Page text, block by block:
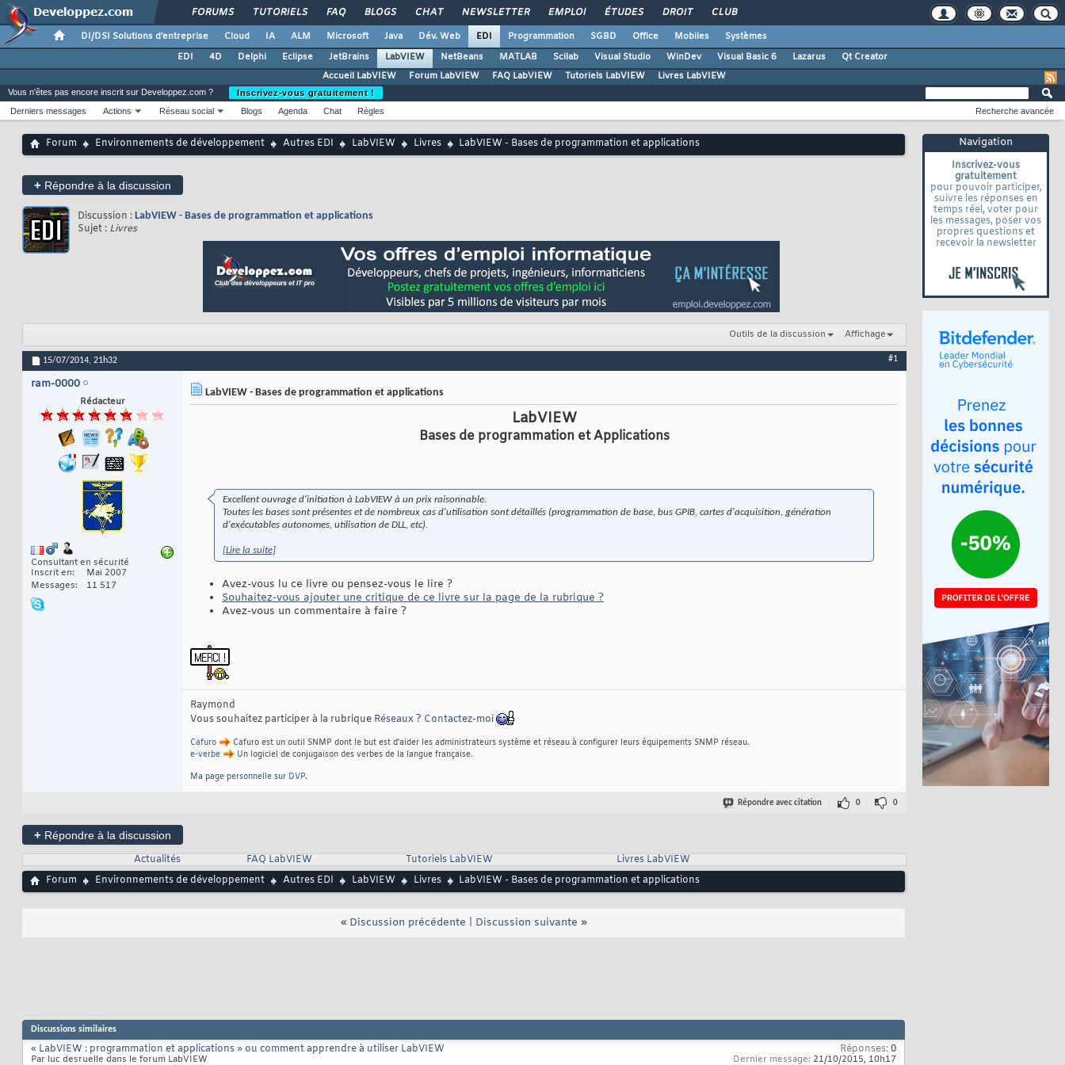
FORUMS TUTORIELS FAQ BLOGS CHAT NEWSLETTER EMPLOI ÉTUDES DROIT CLUB
DI/DSI Solutions d'entreprise Cloud IA ALM Microsoft Java Dév. Web EDI Programmation SGBD Office Mobiles
Systèmes
EDI
4D Delphi Eclipse JetBrains LabVIEW NetBeans MATLAB Scilab Visual Studio WinDev Visual Basic 6 Lazarus
Qt Creator
Accueil LabVIEW
Forum LabVIEW FAQ LabVIEW Tutoriels LabVIEW Livres LabVIEW
Navigation
Inscrivez-vous
gratuitement
pour pouvoir participer,
suivre les réponses en
temps réel, voter pour
les messages, poser vos
propres questions et
recevoir la newsletter
Vous n'êtes pas encore inscrit sur Developpez.com ?
Inscrivez-vous gratuitement !
Derniers messages
Actions Réseau social Blogs Agenda Chat Règles Recherche avancée
Forum Environnements de développement Autres EDI LabVIEW Livres LabVIEW - Bases de programmation et applications
+ Répondre à la discussion
Discussion : LabVIEW - Bases de programmation et applications
Sujet : Livres
Outils de la discussion Affichage
15/07/2014, 21h32 #1
ram-0000
Rédacteur
Consultant en sécurité
Inscrit en
Mai 2007
Messages
11 517
LabVIEW - Bases de programmation et applications
LabVIEW
Bases de programmation et Applications
Excellent ouvrage d'initiation à LabVIEW à un prix raisonnable.
Toutes les bases sont présentes et de nombreux cas d'utilisation sont détaillés (programmation de base, bus GPIB, cartes d'acquisition, génération
d'exécutables autonomes, utilisation de DLL, etc).
[Lire la suite]
Avez-vous lu ce livre ou pensez-vous le lire ?
Souhaitez-vous ajouter une critique de ce livre sur la page de la rubrique ?
Avez-vous un commentaire à faire ?
Raymond
Vous souhaitez participer à la rubrique Réseaux? Contactez-moi
Cafuro
Cafuro est un outil SNMP dont le but est d'aider les administrateurs système et réseau à configurer leurs équipements SNMP réseau.
e-verbe
Un logiciel de conjugaison des verbes de la langue française.
Ma page personnelle sur DVP.
Répondre avec citation 0 0
+ Répondre à la discussion
Actualités
FAQ LabVIEW Tutoriels LabVIEW
Livres LabVIEW
Forum
Environnements de développement Autres EDI LabVIEW Livres LabVIEW - Bases de programmation et applications
« Discussion précédente Discussion suivante »
Discussions similaires
« LabVIEW : programmation et applications » ou comment apprendre à utiliser LabVIEW
Par luc desruelle dans le forum LabVIEW
Réponses:0
Dernier message: 21/10/2015, 10h17